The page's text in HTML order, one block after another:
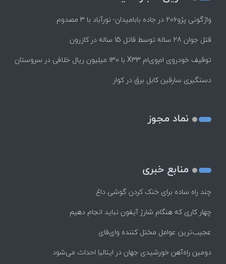
واژگونی پژو۲۰۶ در جاده بابامیدان- نورآباد با ۳ مصدوم
قتل جوان 28 ساله توسط قاتل 15 ساله در کازرون
توقیف خودروی ام‌وی‌ام X33 با ۱۳۰ میلیون ریال خلافی در سروستان
دستگیری سارقین کابل برق در کوار
نماد مجوز
منابع خبری
چند راه‌ ساده برای خنک کردن گوشی داغ
چهار کاری که هنگام شارژ آیفون نباید انجام دهیم
عجیب‌ترین عوامل مختل کننده وای‌فای
دومین راه‌آهن خورشیدی جهان در ایتالیا احداث می‌شود